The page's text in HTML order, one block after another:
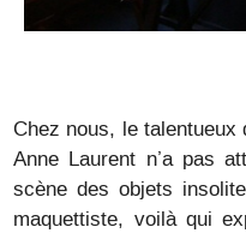
Chez nous, le talentueux
Anne Laurent n’a pas
scène des objets
maquettiste, voilà qui